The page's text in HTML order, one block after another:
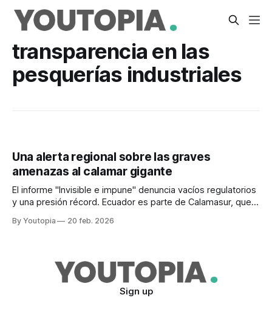
transparencia en las
pesquerías industriales
Una alerta regional sobre las graves
amenazas al calamar gigante
El informe "Invisible e impune" denuncia vacíos regulatorios
y una presión récord. Ecuador es parte de Calamasur, que
By Youtopia 20 feb. 2026
Sign up